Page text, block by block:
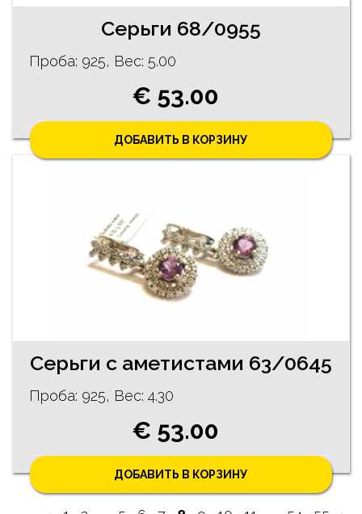
Серьги 68/0955
Проба: 925, Bес: 5.00
€ 53.00
ДОБАВИТЬ В КОРЗИНУ
Cерьги с аметистами 63/0645
Проба: 925, Bес: 4.30
€ 53.00
ДОБАВИТЬ В КОРЗИНУ